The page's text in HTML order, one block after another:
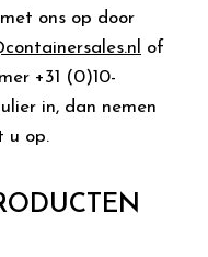
met ons op door
of
+31 (0)10-
in, dan nemen
u op.